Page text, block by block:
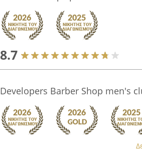
8.7
Developers Barber Shop men's